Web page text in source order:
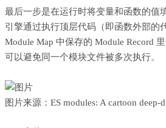
最后一步是在运行时将变量和函数的值
引擎通过执行顶层代码（即函数外部的
Module Map 中保存的 Module Record
可以避免同一个模块文件被多次执行。
图片来源： ES modules: A cartoon deep-